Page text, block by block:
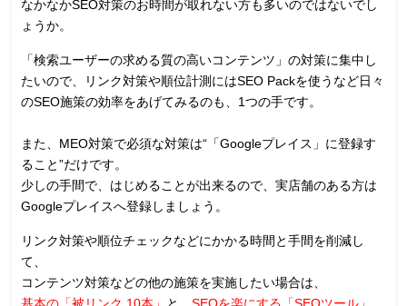
なかなかSEO対策のお時間が取れない方も多いのではないでし
ょうか。
「検索ユーザーの求める質の高いコンテンツ」の対策に集中し
たいので、リンク対策や順位計測にはSEO Packを使うなど日々
のSEO施策の効率をあげてみるのも、1つの手です。
また、MEO対策で必須な対策は“「Googleプレイス」に登録す
ること”だけです。
少しの手間で、はじめることが出来るので、実店舗のある方は
Googleプレイスへ登録しましょう。
リンク対策や順位チェックなどにかかる時間と手間を削減し
て、
コンテンツ対策などの他の施策を実施したい場合は、